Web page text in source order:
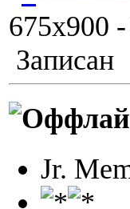
675x900
Записан
Jr.